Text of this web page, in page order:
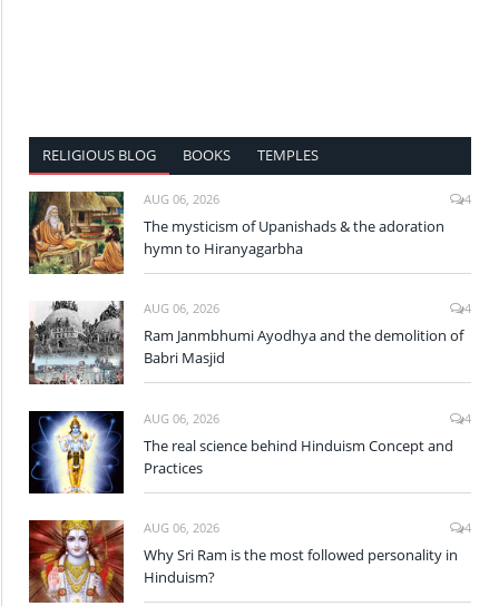
RELIGIOUS BLOG BOOKS TEMPLES
AUG 06, 2026 4
The mysticism of Upanishads & the adoration
hymn to Hiranyagarbha
AUG 06, 2026 4
Ram Janmbhumi Ayodhya and the demolition of
Babri Masjid
AUG 06, 2026 4
The real science behind Hinduism Concept and
Practices
AUG 06, 2026 4
Why Sri Ram is the most followed personality in
Hinduism?